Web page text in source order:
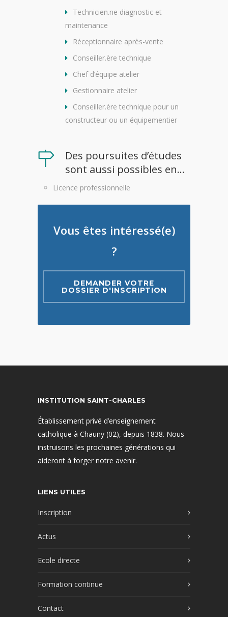
Technicien.ne diagnostic et
maintenance
Réceptionnaire après-vente
Conseiller.ère technique
Chef d’équipe atelier
Gestionnaire atelier
Conseiller.ère technique pour un
constructeur ou un équipementier
Des poursuites d’études
sont aussi possibles en...
Licence professionnelle
Vous êtes intéressé(e)
?
DEMANDER VOTRE
DOSSIER D'INSCRIPTION
INSTITUTION SAINT-CHARLES
Établissement privé d’enseignement
catholique à Chauny (02), depuis 1838. Nous
instruisons les prochaines générations qui
aideront à forger notre avenir.
LIENS UTILES
Inscription
Actus
Ecole directe
Formation continue
Contact